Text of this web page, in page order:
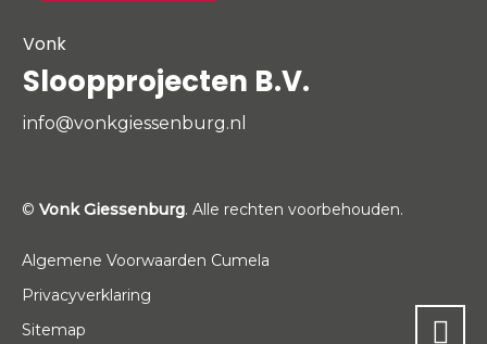
Vonk
Sloopprojecten B.V.
info@vonkgiessenburg.nl
© Vonk Giessenburg. Alle rechten voorbehouden.
Algemene Voorwaarden Cumela
Privacyverklaring
Sitemap